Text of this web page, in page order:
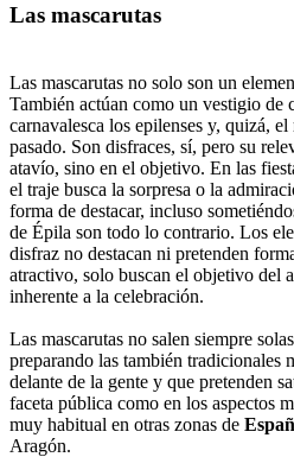
Las mascarutas
Las mascarutas no solo son un
También actúan como un vestigio de
carnavalesca los epilenses y, quizá, el
pasado. Son disfraces, sí, pero su
atavío, sino en el objetivo. En las
el traje busca la sorpresa o la
forma de destacar, incluso
de Épila son todo lo contrario. Los
disfraz no destacan ni pretenden
atractivo, solo buscan el objetivo del
inherente a la celebración.
Las mascarutas no salen siempre
preparando las también tradicionales
delante de la gente y que pretenden
faceta pública como en los aspectos
muy habitual en otras zonas de
Aragón.